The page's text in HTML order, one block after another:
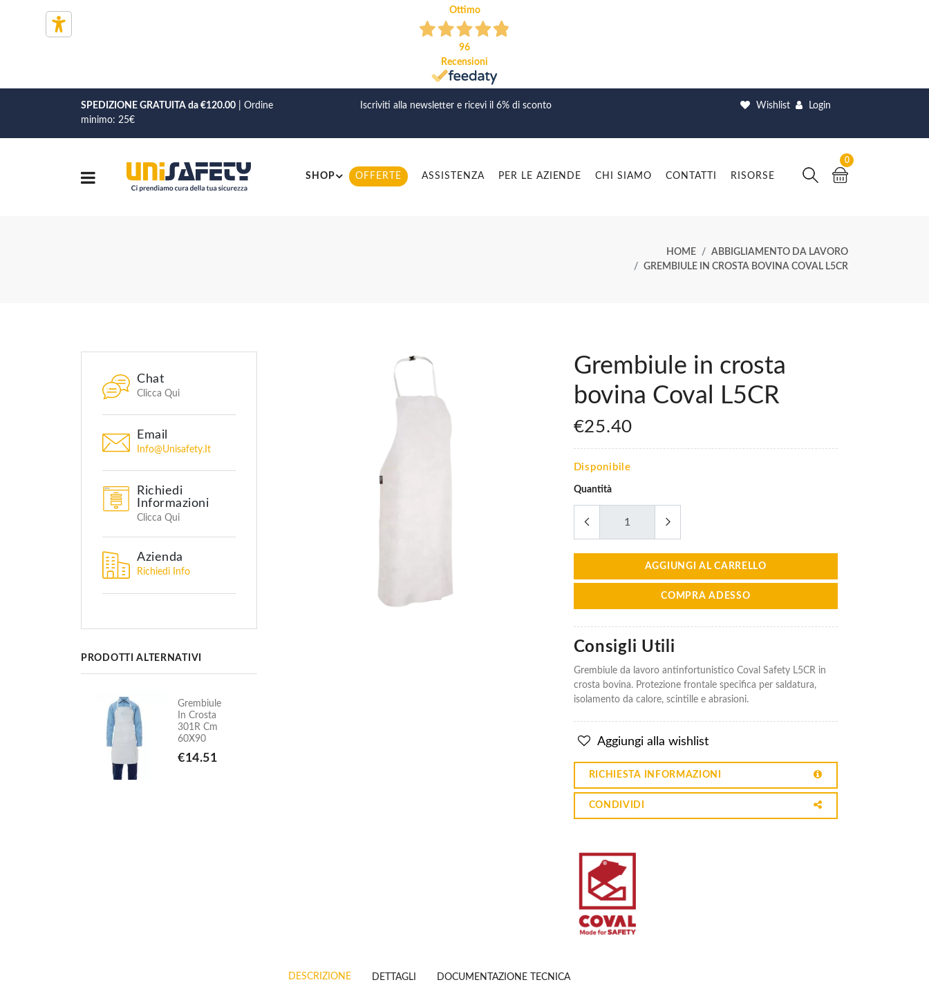
Ottimo
96
Recensioni
SPEDIZIONE GRATUITA da €120.00 | Ordine
minimo: 25€
Iscriviti alla newsletter e ricevi il 6% di sconto Wishlist Login
SHOP OFFERTE ASSISTENZA PER LE AZIENDE CHI SIAMO CONTATTI RISORSE
0
HOME
ABBIGLIAMENTO DA LAVORO
GREMBIULE IN CROSTA BOVINA COVAL L5CR
Chat
Clicca Qui
Email
Info@unisafety.it
Richiedi
Informazioni
Clicca Qui
Azienda
Richiedi Info
PRODOTTI ALTERNATIVI
Grembiule
In Crosta
301R Cm
60X90
€14.51
Grembiule in crosta
bovina Coval L5CR
€25.40
Disponibile
Quantità
AGGIUNGI AL CARRELLO
COMPRA ADESSO
Consigli Utili
Grembiule da lavoro antinfortunistico Coval Safety L5CR in
crosta bovina. Protezione frontale specifica per saldatura,
isolamento da calore, scintille e abrasioni.
Aggiungi alla wishlist
RICHIESTA INFORMAZIONI
CONDIVIDI
DESCRIZIONE DETTAGLI DOCUMENTAZIONE TECNICA